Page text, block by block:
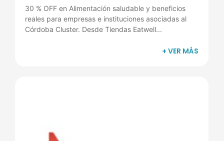
30 % OFF en Alimentación saludable y beneficios
reales para empresas e instituciones asociadas al
Córdoba Cluster. Desde Tiendas Eatwell...
+ VER MÁS